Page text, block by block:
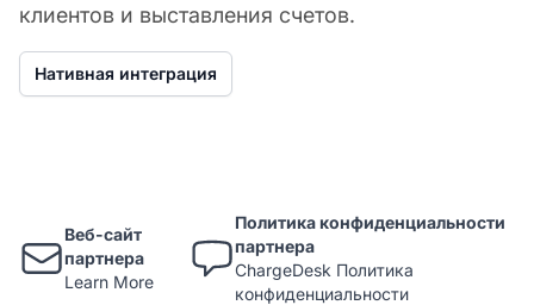
клиентов и выставления счетов.
Нативная интеграция
Веб-сайт
партнера
Learn More
Политика конфиденциальности
партнера
ChargeDesk Политика
конфиденциальности